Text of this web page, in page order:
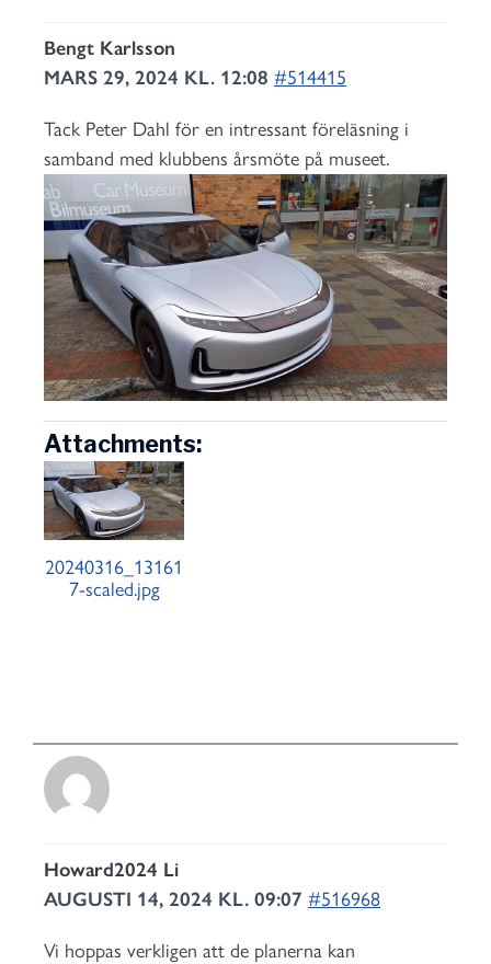
Bengt Karlsson
MARS 29, 2024 KL. 12:08 #514415
Tack Peter Dahl för en intressant föreläsning i
samband med klubbens årsmöte på museet.
Attachments:
20240316_13161
7-scaled.jpg
Howard2024 Li
AUGUSTI 14, 2024 KL. 09:07 #516968
Vi hoppas verkligen att de planerna kan